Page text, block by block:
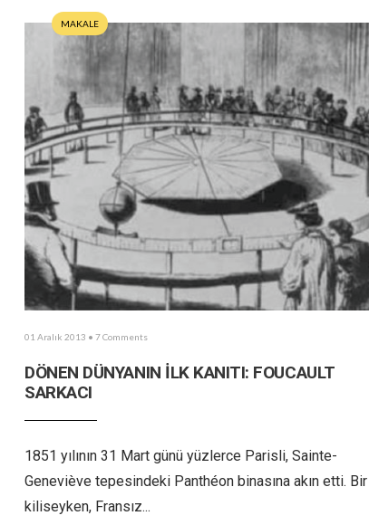
MAKALE
01 Aralık 2013 • 7 Comments
DÖNEN DÜNYANIN İLK KANITI: FOUCAULT
SARKACI
1851 yılının 31 Mart günü yüzlerce Parisli, Sainte-
Geneviève tepesindeki Panthéon binasına akın etti. Bir
kiliseyken, Fransız...